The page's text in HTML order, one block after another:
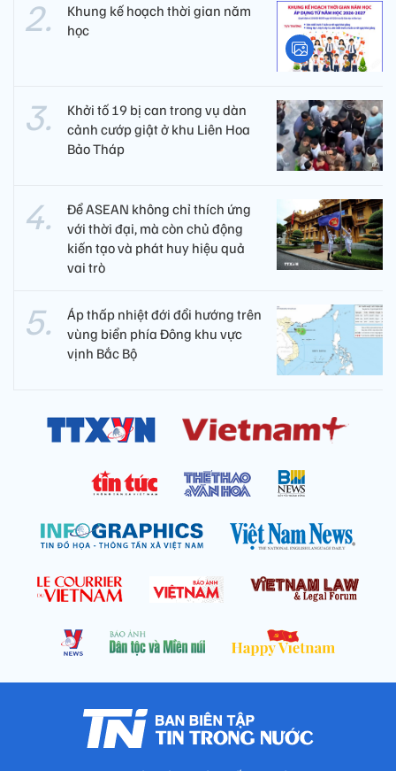
Khung kế hoạch thời gian năm
học
Khởi tố 19 bị can trong vụ dàn
cảnh cướp giật ở khu Liên Hoa
Bảo Tháp
Để ASEAN không chỉ thích ứng
với thời đại, mà còn chủ động
kiến tạo và phát huy hiệu quả
vai trò
Áp thấp nhiệt đới đổi hướng trên
vùng biển phía Đông khu vực
vịnh Bắc Bộ